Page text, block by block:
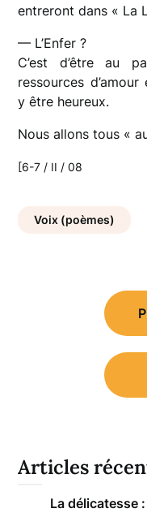
entreront dans « La
— L’Enfer ?
C’est d’être au
ressources
y être heureux.
Nous allons tous «
[6-7 / II / 08
Voix (poèmes)
Navigation
Articles
La délicatesse